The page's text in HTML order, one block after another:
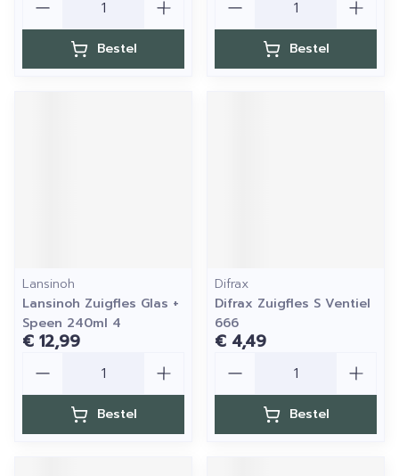
Bestel Bestel
Lansinoh
Lansinoh Zuigfles Glas +
Speen 240ml 4
€ 12,99
Bestel
Difrax
Difrax Zuigfles S Ventiel
666
€ 4,49
Bestel